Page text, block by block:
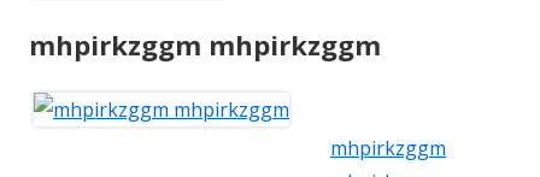
mhpirkzggm mhpirkzggm
mhpirkzggm